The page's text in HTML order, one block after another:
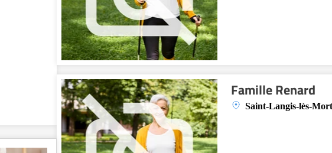
Famille Renard
Saint-Langis-lès-